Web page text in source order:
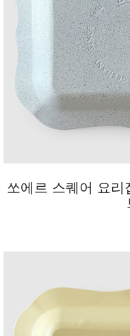
쏘에르 스퀘어 요리